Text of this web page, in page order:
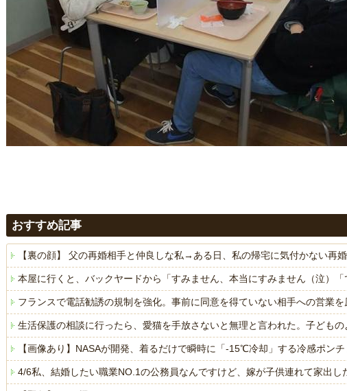
おすすめ記事
【裏の顔】 父の再婚相手と仲良しな私→ある日、私の帰宅に気付かない
本屋に行くと、バックヤードから「すみません、本当にすみません（泣）
フランスで電話勧誘の規制を強化。事前に同意を得ていない相手への営業を
生活保護の相談に行ったら、愛猫を手放さないと無理と言われた。子ども
【画像あり】NASAが開発、着るだけで瞬時に「-15℃冷却」する冷感ポンチ
4/6私、結婚したい職業NO.1の公務員なんですけど、嫁が子供連れて家出